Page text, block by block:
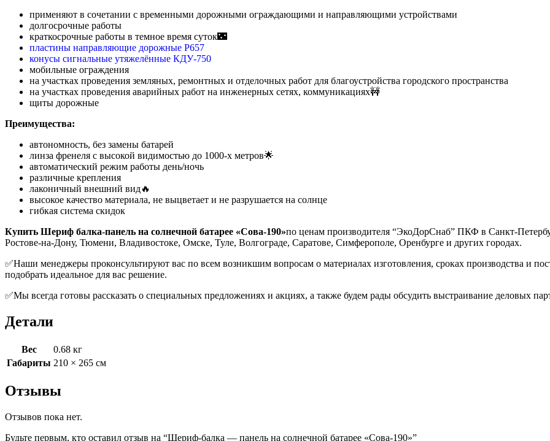
применяют в сочетании с временными дорожными ограждающими и направляющими устройствами
долгосрочные работы
краткосрочные работы в темное время суток🌃
пластины направляющие дорожные Р657
конусы сигнальные утяжелённые КДУ-750
мобильные ограждения
на участках проведения земляных, ремонтных и отделочных работ для благоустройства городского пространства
на участках проведения аварийных работ на инженерных сетях, коммуникациях🚧
щиты дорожные
Преимущества:
автономность, без замены батарей
линза френеля с высокой видимостью до 1000-х метров🌟
автоматический режим работы день/ночь
различные крепления
лаконичный внешний вид🔥
высокое качество материала, не выцветает и не разрушается на солнце
гибкая система скидок
Купить Шериф балка-панель на солнечной батарее «Сова-190»по ценам производителя “ЭкоДорСнаб” ПКФ в Санкт-
Ростове-на-Дону, Тюмени, Владивостоке, Омске, Туле, Волгограде, Саратове, Симферополе, Оренбурге и других городах.
✅Наши менеджеры проконсультируют вас по всем возникшим вопросам о материалах изготовления, сроках производства и
подобрать идеальное для вас решение.
✅Мы всегда готовы рассказать о специальных предложениях и акциях, а также будем рады обсудить выстраивание деловых
Детали
Вес
0.68 кг
Габариты 210 × 265 см
Отзывы
Отзывов пока нет.
Будьте первым, кто оставил отзыв на “Шериф-балка — панель на солнечной батарее «Сова-190»”